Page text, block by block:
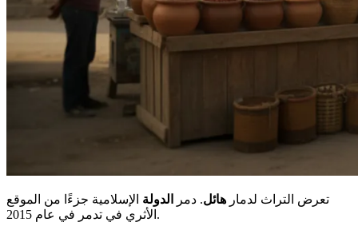
تعرض التراث لدمار هائل. دمر الدولة الإسلامية جزءًا من الموقع
الأثري في تدمر في عام 2015.